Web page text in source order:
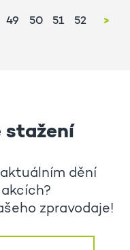
49 50 51 52 >
stažení
dění
zpravodaje!